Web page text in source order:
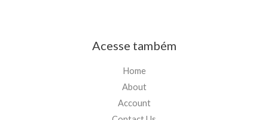
Acesse também
Home
About
Account